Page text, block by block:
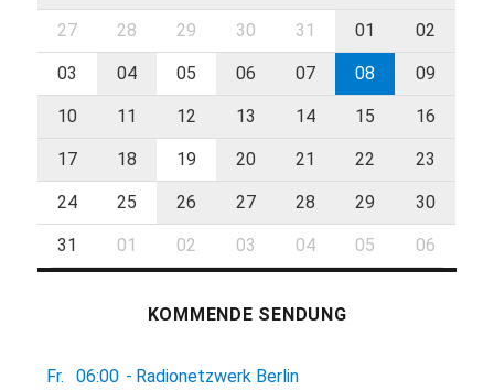
27 28 29 30 31 01 02
03 04 05 06 07 08 09
10 11 12 13 14 15 16
17 18 19 20 21 22 23
24 25 26 27 28 29 30
31 01 02 03 04 05 06
KOMMENDE SENDUNG
Fr. 06:00 - Radionetzwerk Berlin